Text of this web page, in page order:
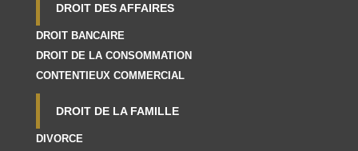
DROIT DES AFFAIRES
DROIT BANCAIRE
DROIT DE LA CONSOMMATION
CONTENTIEUX COMMERCIAL
DROIT DE LA FAMILLE
DIVORCE